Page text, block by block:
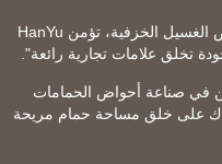
كشركة مصنعة موثوق بها لأحواض الغسيل الخزفية، تؤمن HanYu
تخلق علامات تجارية رائعة".
في صناعة أحواض الحمامات
على خلق مساحة حمام مريحة